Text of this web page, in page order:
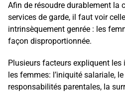
Afin de résoudre durablement la
services de garde, il faut voir
intrinsèquement genrée : les
façon disproportionnée.
Plusieurs facteurs expliquent
les femmes: l’iniquité salariale,
responsabilités parentales, la